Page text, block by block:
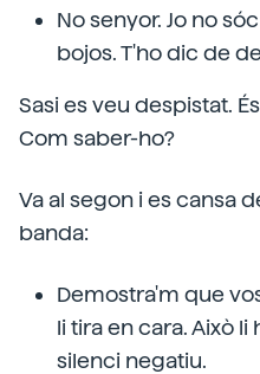
No senyor. Jo no
bojos. T'ho dic de
Sasi es veu despistat.
Com saber-ho?
Va al segon i es cansa
banda:
Demostra'm que
li tira en cara. Això
silenci negatiu.